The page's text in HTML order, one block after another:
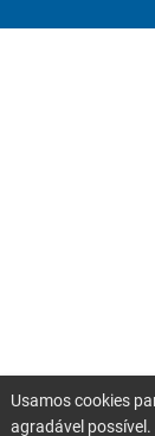
Usamos cookies
agradável